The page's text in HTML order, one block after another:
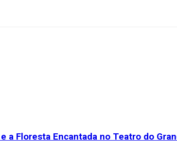
a Floresta Encantada no Teatro do